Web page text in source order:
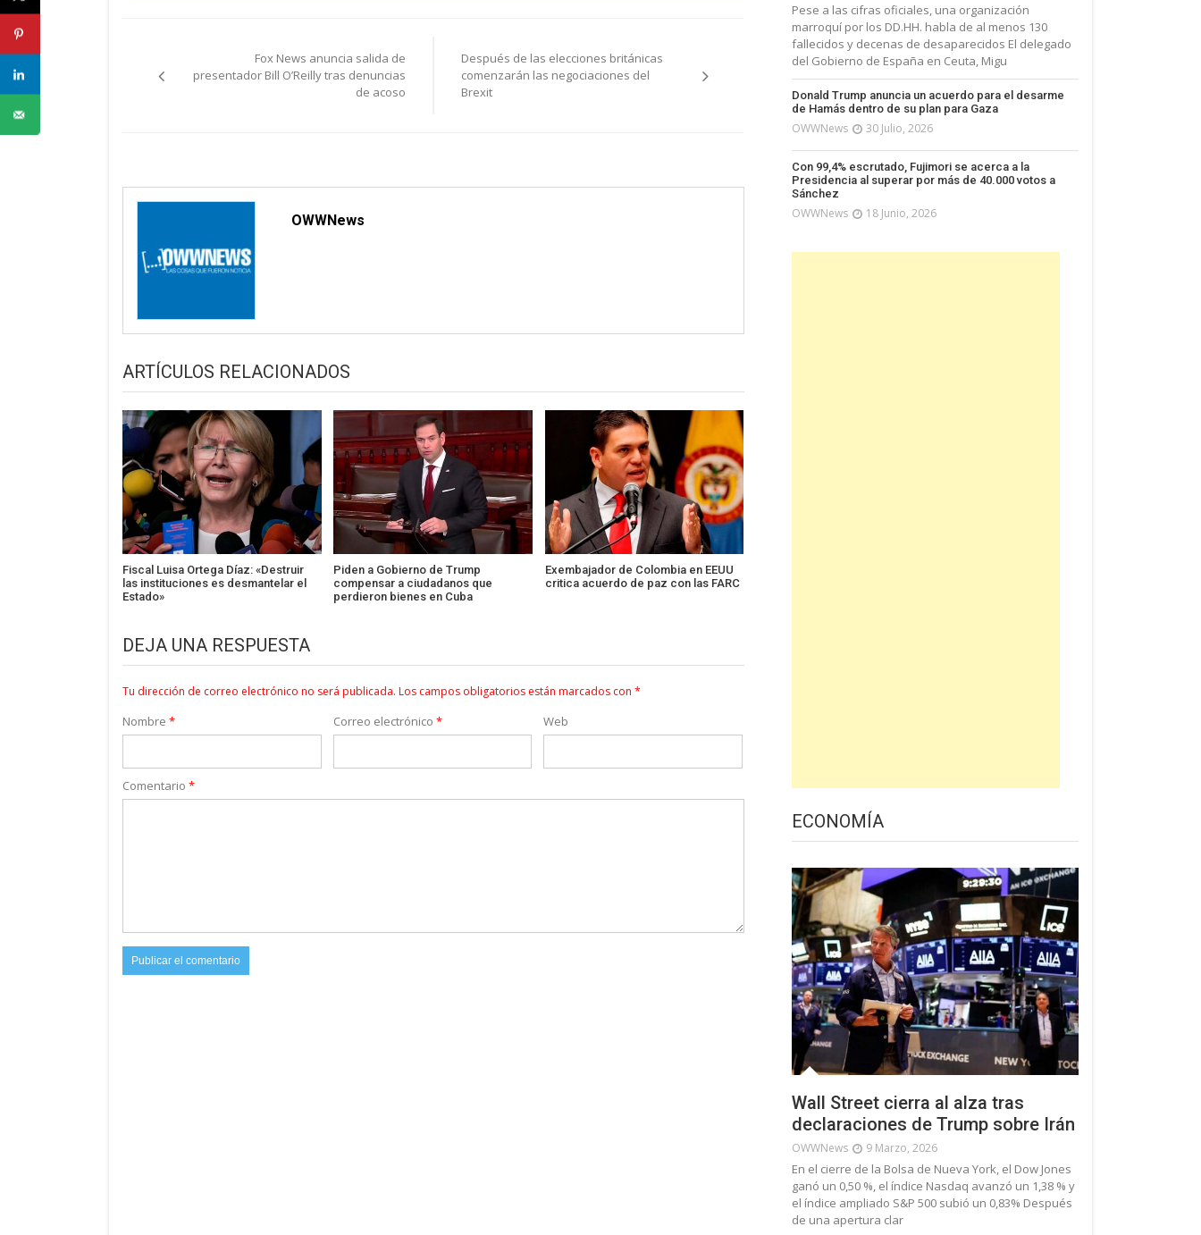
de
Fox News anuncia salida de
presentador Bill O’Reilly tras denuncias
de acoso
Después de las elecciones británicas
comenzarán las negociaciones del
Brexit
OWWNews
ARTÍCULOS RELACIONADOS
Fiscal Luisa Ortega Díaz: «Destruir
las instituciones es desmantelar el
Estado»
Piden a Gobierno de Trump
compensar a ciudadanos que
perdieron bienes en Cuba
Exembajador de Colombia en EEUU
critica acuerdo de paz con las FARC
DEJA UNA RESPUESTA
Tu dirección de correo electrónico no será publicada. Los campos obligatorios están marcados con *
Nombre * Correo electrónico * Web
Comentario *
Pese a las cifras oficiales, una organización
marroquí por los DD.HH. habla de al menos 130
fallecidos y decenas de desaparecidos El delegado
del Gobierno de España en Ceuta, Migu
Donald Trump anuncia un acuerdo para el desarme
de Hamás dentro de su plan para Gaza
OWWNews 30 Julio, 2026
Con 99,4% escrutado, Fujimori se acerca a la
Presidencia al superar por más de 40.000 votos a
Sánchez
OWWNews 18 Junio, 2026
ECONOMÍA
Wall Street cierra al alza tras
declaraciones de Trump sobre Irán
OWWNews 9 Marzo, 2026
En el cierre de la Bolsa de Nueva York, el Dow Jones
ganó un 0,50 %, el índice Nasdaq avanzó un 1,38 % y
el índice ampliado S&P 500 subió un 0,83% Después
de una apertura clar